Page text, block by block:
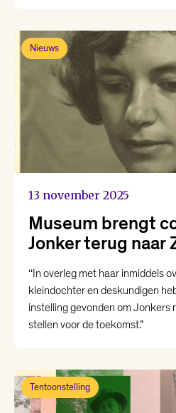
Nieuws
13 november 2025
Museum brengt
Jonker terug naar
‘‘In overleg met haar inmiddels
kleindochter en deskundigen
instelling gevonden om Jonkers
stellen voor de toekomst.”
Tentoonstelling